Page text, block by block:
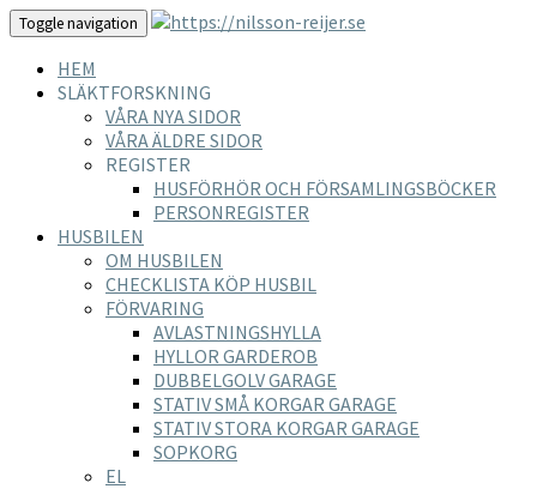
Toggle navigation
HEM
SLÄKTFORSKNING
VÅRA NYA SIDOR
VÅRA ÄLDRE SIDOR
REGISTER
HUSFÖRHÖR OCH FÖRSAMLINGSBÖCKER
PERSONREGISTER
HUSBILEN
OM HUSBILEN
CHECKLISTA KÖP HUSBIL
FÖRVARING
AVLASTNINGSHYLLA
HYLLOR GARDEROB
DUBBELGOLV GARAGE
STATIV SMÅ KORGAR GARAGE
STATIV STORA KORGAR GARAGE
SOPKORG
EL